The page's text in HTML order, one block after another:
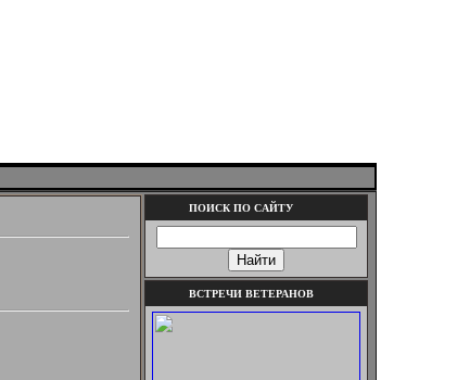
ПОИСК ПО САЙТУ
ВСТРЕЧИ ВЕТЕРАНОВ